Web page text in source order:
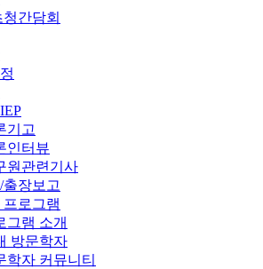
간담회
기고
인터뷰
원관련기사
장보고
로그램
그램 소개
방문학자
학자 커뮤니티